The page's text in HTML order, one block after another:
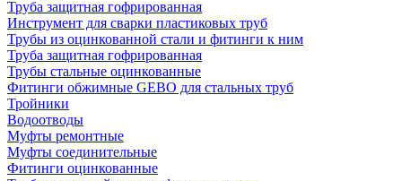
Труба защитная гофрированная
Инструмент для сварки пластиковых труб
Трубы из оцинкованной стали и фитинги к ним
Труба защитная гофрированная
Трубы стальные оцинкованные
Фитинги обжимные GEBO для стальных труб
Тройники
Водоотводы
Муфты ремонтные
Муфты соединительные
Фитинги оцинкованные